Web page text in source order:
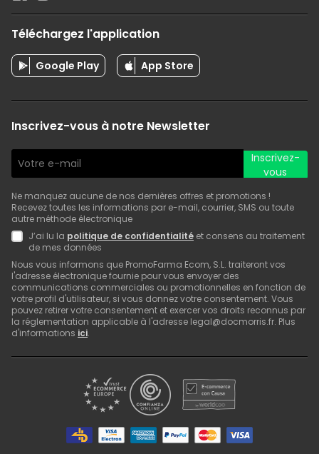
Téléchargez l'application
Google Play App Store
Inscrivez-vous à notre Newsletter
Inscrivez-
vous
Ne manquez aucune de nos dernières offres et promotions !
Recevez toutes les informations par e-mail, courrier, SMS ou toute
autre méthode électronique
J’ai lu la politique de confidentialité et consens au traitement
de mes données
Nous vous informons que PromoFarma Ecom, S.L. traiteront vos
l'adresse électronique fournie pour vous envoyer des
communications commerciales ou promotionnelles en fonction de
votre profil d'utilisateur, si vous donnez votre consentement. Vous
pouvez retirer votre consentement et exercer vos droits reconnus par
la réglementation applicable à l'adresse legal@docmorris.fr. Plus
d'informations ici.